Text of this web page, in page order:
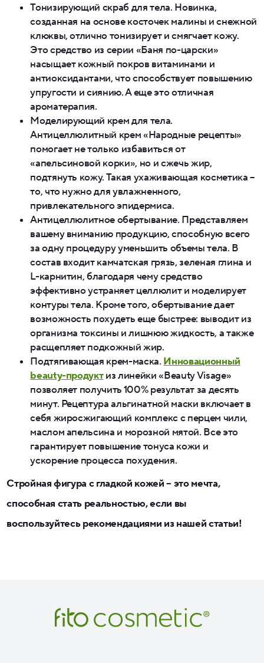
Тонизирующий скраб для тела. Новинка,
созданная на основе косточек малины и снежной
клюквы, отлично тонизирует и смягчает кожу.
Это средство из серии «Баня по-царски»
насыщает кожный покров витаминами и
антиоксидантами, что способствует повышению
упругости и сиянию. А еще это отличная
ароматерапия.
Моделирующий крем для тела.
Антицеллюлитный крем «Народные рецепты»
помогает не только избавиться от
«апельсиновой корки», но и сжечь жир,
подтянуть кожу. Такая ухаживающая косметика –
то, что нужно для увлажненного,
привлекательного эпидермиса.
Антицеллюлитное обертывание. Представляем
вашему вниманию продукцию, способную всего
за одну процедуру уменьшить объемы тела. В
состав входит камчатская грязь, зеленая глина и
L-карнитин, благодаря чему средство
эффективно устраняет целлюлит и моделирует
контуры тела. Кроме того, обертывание дает
возможность похудеть еще быстрее: выводит из
организма токсины и лишнюю жидкость, а также
расщепляет подкожный жир.
Подтягивающая крем-маска. Инновационный
beauty-продуктиз линейки «Beauty Visage»
позволяет получить 100% результат за десять
минут. Рецептура альгинатной маски включает в
себя жиросжигающий комплекс с перцем чили,
маслом апельсина и морозной мятой. Все это
гарантирует повышение тонуса кожи и
ускорение процесса похудения.
Стройная фигура с гладкой кожей – это мечта,
способная стать реальностью, если вы
воспользуйтесь рекомендациями из нашей статьи!